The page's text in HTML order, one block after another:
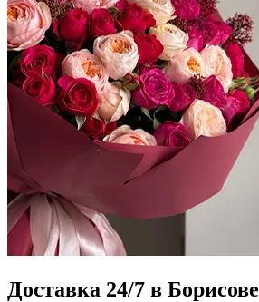
Доставка 24/7 в Борисове